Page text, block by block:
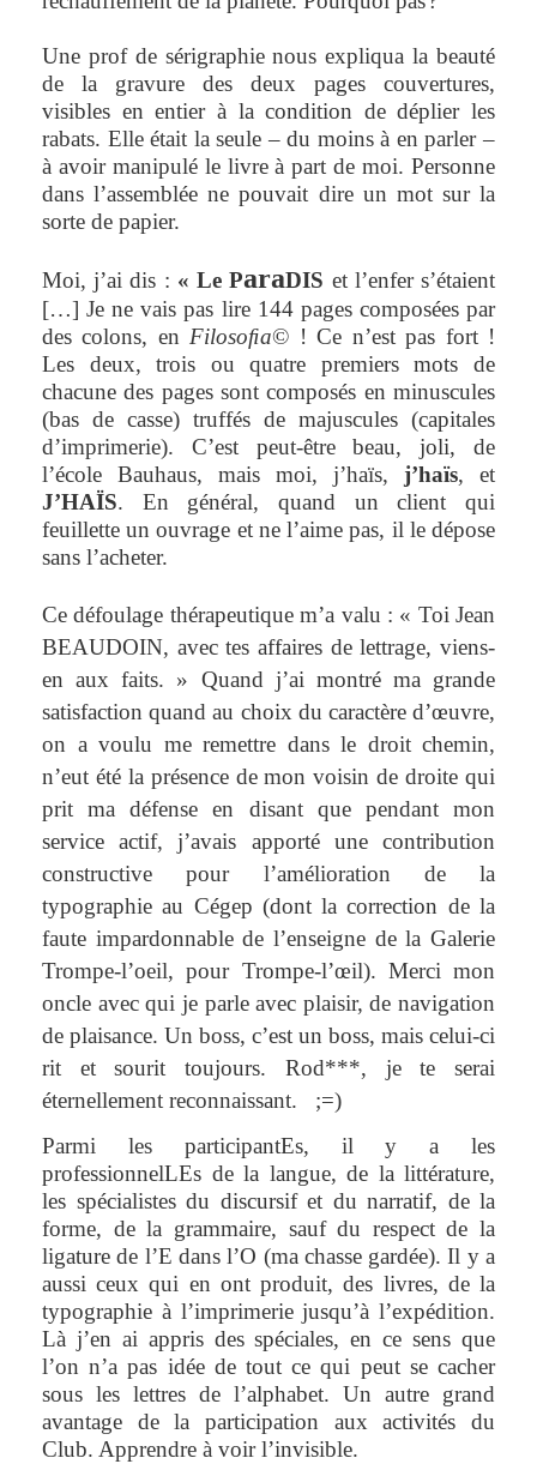
Une prof de sérigraphie nous expliqua la beauté
de la gravure des deux pages couvertures,
visibles en entier à la condition de déplier les
rabats. Elle était la seule – du moins à en parler –
à avoir manipulé le livre à part de moi. Personne
dans l’assemblée ne pouvait dire un mot sur la
sorte de papier.
Moi, j’ai dis : « Le ParaDIS et l’enfer s’étaient
[…] Je ne vais pas lire 144 pages composées par
des colons, en Filosoﬁa© ! Ce n’est pas fort !
Les deux, trois ou quatre premiers mots de
chacune des pages sont composés en minuscules
(bas de casse) truffés de majuscules (capitales
d’imprimerie). C’est peut-être beau, joli, de
l’école Bauhaus, mais moi, j’haïs, j’haïs, et
J’HAÏS. En général, quand un client qui
feuillette un ouvrage et ne l’aime pas, il le dépose
sans l’acheter.
Ce défoulage thérapeutique m’a valu : « Toi Jean
BEAUDOIN, avec tes affaires de lettrage, viens-
en aux faits. » Quand j’ai montré ma grande
satisfaction quand au choix du caractère d’œuvre,
on a voulu me remettre dans le droit chemin,
n’eut été la présence de mon voisin de droite qui
prit ma défense en disant que pendant mon
service actif, j’avais apporté une contribution
constructive pour l’amélioration de la
typographie au Cégep (dont la correction de la
faute impardonnable de l’enseigne de la Galerie
Trompe-l’oeil, pour Trompe-l’œil). Merci mon
oncle avec qui je parle avec plaisir, de navigation
de plaisance. Un boss, c’est un boss, mais celui-ci
rit et sourit toujours. Rod***, je te serai
éternellement reconnaissant.
;=)
Parmi les participantEs, il y a les
professionnelLEs de la langue, de la littérature,
les spécialistes du discursif et du narratif, de la
forme, de la grammaire, sauf du respect de la
ligature de l’E dans l’O (ma chasse gardée). Il y a
aussi ceux qui en ont produit, des livres, de la
typographie à l’imprimerie jusqu’à l’expédition.
Là j’en ai appris des spéciales, en ce sens que
l’on n’a pas idée de tout ce qui peut se cacher
sous les lettres de l’alphabet. Un autre grand
avantage de la participation aux activités du
Club. Apprendre à voir l’invisible.